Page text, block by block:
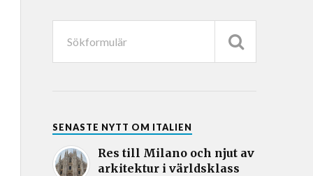
SENASTE NYTT OM ITALIEN
Res till Milano och njut av
arkitektur i världsklass